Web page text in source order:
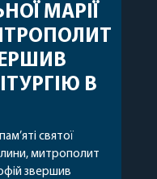
МАРІЇ
В
святої
митрополит
звершив